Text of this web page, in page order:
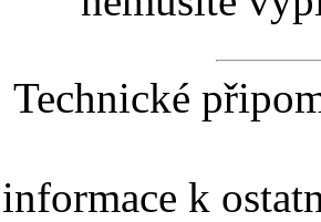
Technické
informace k